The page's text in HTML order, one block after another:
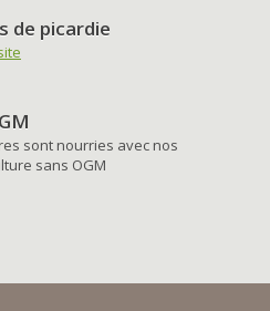
de picardie
sont nourries avec nos
sans OGM